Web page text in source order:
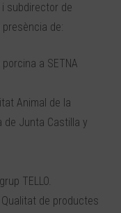
subdirector de
de:
a SETNA
Animal de la
de Junta Castilla y
TELLO.
de productes